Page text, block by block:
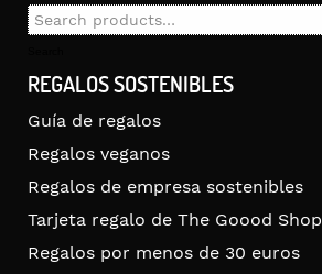
Search
REGALOS SOSTENIBLES
Guía de regalos
Regalos veganos
Regalos de empresa sostenibles
Tarjeta regalo de The Goood Shop
Regalos por menos de 30 euros